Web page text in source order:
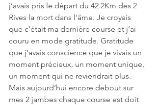
j’avais pris le départ du 42.2Km des 2
Rives la mort dans l’âme. Je croyais
que c’était ma dernière course et j’ai
couru en mode gratitude. Gratitude
que j’avais conscience que je vivais un
moment précieux, un moment unique,
un moment qui ne reviendrait plus.
Mais aujourd’hui encore debout sur
mes 2 jambes chaque course est doit